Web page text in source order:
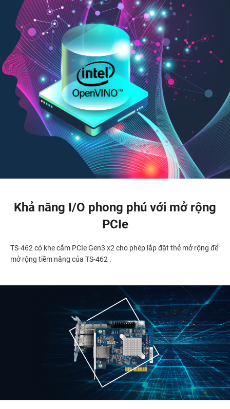
Khả năng I/O phong phú với mở rộng
PCIe
TS-462 có khe cắm PCIe Gen3 x2 cho phép lắp đặt thẻ mở rộng để
mở rộng tiềm năng của TS-462 .